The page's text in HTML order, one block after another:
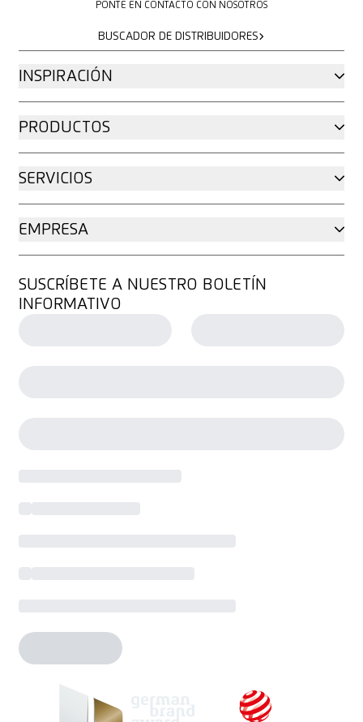
PONTE EN CONTACTO CON NOSOTROS
BUSCADOR DE DISTRIBUIDORES
INSPIRACIÓN
PRODUCTOS
SERVICIOS
EMPRESA
SUSCRÍBETE A NUESTRO BOLETÍN
INFORMATIVO